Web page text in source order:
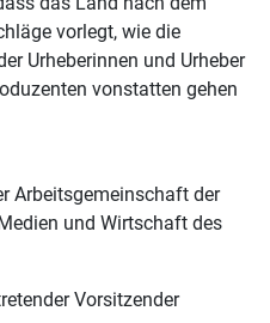
vorlegt, wie die
Urheberinnen und Urheber
vonstatten gehen
Arbeitsgemeinschaft der
und Wirtschaft des
Vorsitzender